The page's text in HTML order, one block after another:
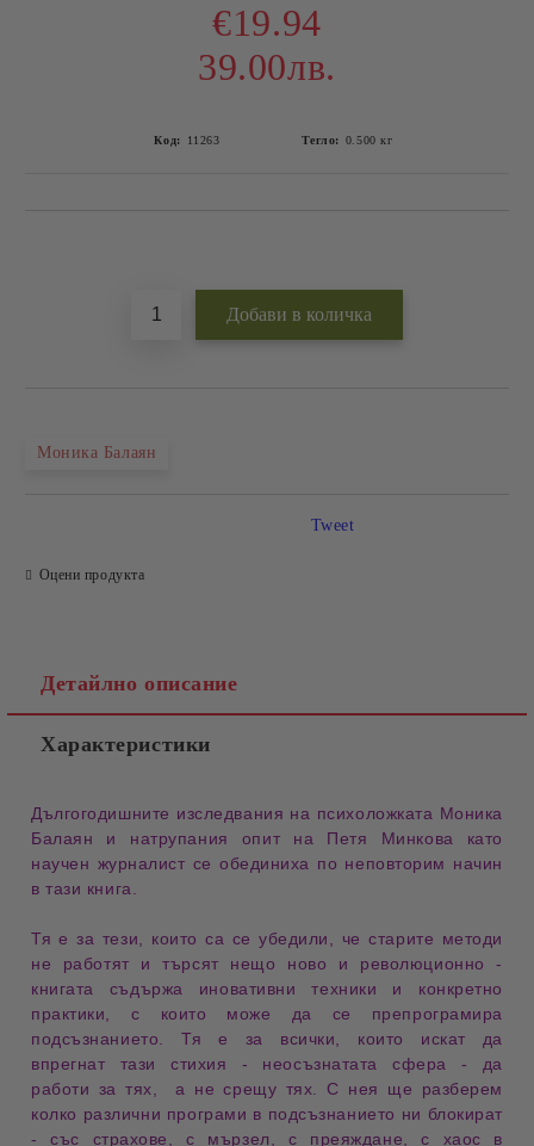
€19.94
39.00лв.
Код: 11263 Тегло: 0.500 кг
Моника Балаян
Оцени продукта
Tweet
Детайлно описание
Характеристики
Дългогодишните изследвания на психоложката Моника
Балаян и натрупания опит на Петя Минкова
като
научен журналист се обединиха по неповторим начин
в тази книга.
Тя е за тези, които са се убедили, че старите методи
не работят и търсят нещо ново и революционно
-
книгата съдържа иновативни техники и конкретно
практики , с които може да се препрограмира
подсъзнанието . Тя е за всички, които искат да
впрегнат тази стихия - неосъзнатата сфера - да
работи за тях, а не срещу тях . С нея ще разберем
колко различни програми в подсъзнанието ни блокират
- със страхове, с мързел, с преяждане, с хаос в